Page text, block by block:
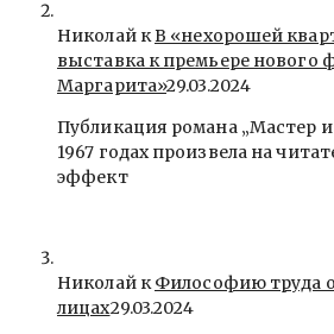
Николай кВ «нехорошей
выставка к премьере нового
Маргарита»29.03.2024
Публикация романа „Мастер
1967 годах произвела на
эффект
Николай кФилософию труда
лицах29.03.2024